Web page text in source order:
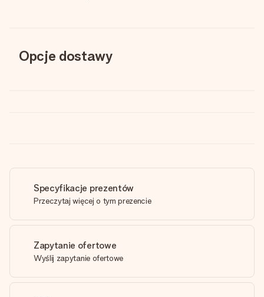
Opcje dostawy
Specyfikacje prezentów
Przeczytaj więcej o tym prezencie
Zapytanie ofertowe
Wyślij zapytanie ofertowe